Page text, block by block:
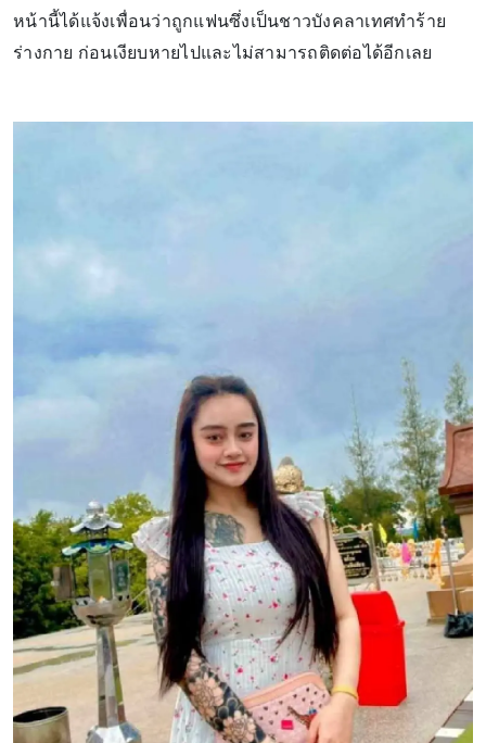
หน้านี้ได้แจ้งเพื่อนว่าถูกแฟนซึ่งเป็นชาวบังคลาเทศทำร้าย
ร่างกาย ก่อนเงียบหายไปและไม่สามารถติดต่อได้อีกเลย